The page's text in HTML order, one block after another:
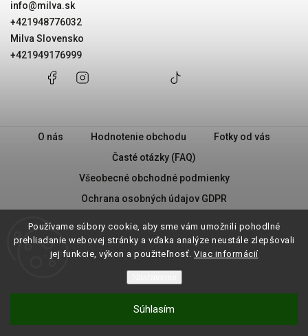
Používame súbory cookie, aby sme vám umožnili pohodlné
prehliadanie webovej stránky a vďaka analýze neustále zlepšovali
jej funkcie, výkon a použiteľnosť. Viac informácií
Súhlasím
info@milva.sk
+421948776032
Milva Slovensko
+421949176999
+421948776032
Facebook
Slovensko
+421949176999
O nás Hodnotenie obchodu
Fotky od vás
Časté otázky (FAQ)
Všeobecné obchodné podmienky
Ochrana osobných údajov GDPR
Vrátenie tovaru
Vytvoril Shoptet
Milva.sk. Všetky práva vyhradené.